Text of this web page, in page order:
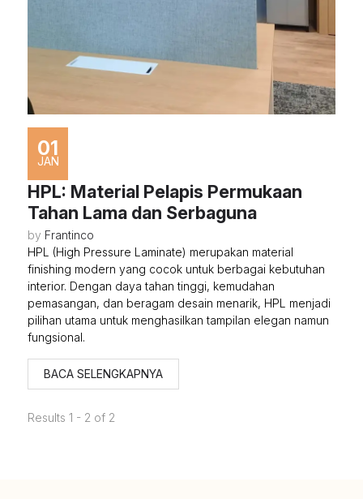
01
JAN
HPL: Material Pelapis Permukaan
Tahan Lama dan Serbaguna
by Frantinco
HPL (High Pressure Laminate) merupakan material
finishing modern yang cocok untuk berbagai kebutuhan
interior. Dengan daya tahan tinggi, kemudahan
pemasangan, dan beragam desain menarik, HPL menjadi
pilihan utama untuk menghasilkan tampilan elegan namun
fungsional.
BACA SELENGKAPNYA
Results 1 - 2 of 2